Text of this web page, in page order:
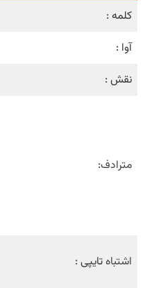
کلمه :
آوا :
نقش :
مترادف:
اشتباهتایپی :